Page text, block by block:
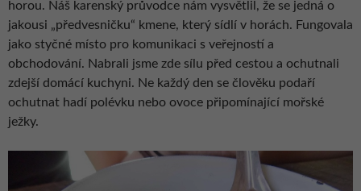
horou. Náš karenský průvodce nám vysvětlil, že se jedná o
jakousi „předvesničku“ kmene, který sídlí v horách. Fungovala
jako styčné místo pro komunikaci s veřejností a
obchodování. Nabrali jsme zde sílu před cestou a ochutnali
zdejší domácí kuchyni. Ne každý den se člověku podaří
ochutnat hadí polévku nebo ovoce připomínající mořské
ježky.